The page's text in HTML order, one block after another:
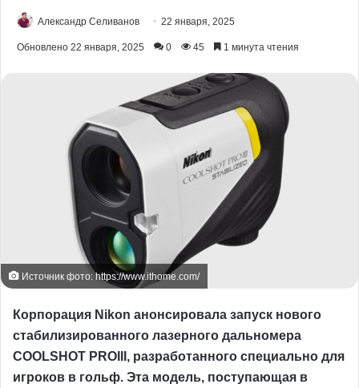
Александр Селиванов 22 января, 2025
Обновлено 22 января, 2025 0 45 1 минута чтения
Источник фото: https://www.ithome.com/
Корпорация Nikon анонсировала запуск нового
стабилизированного лазерного дальномера
COOLSHOT PROIII, разработанного специально для
игроков в гольф. Эта модель, поступающая в